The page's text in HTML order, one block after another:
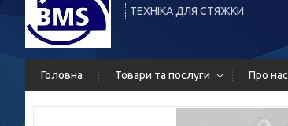
ТЕХНІКА ДЛЯ СТЯЖКИ
Головна Товари та послуги Про нас